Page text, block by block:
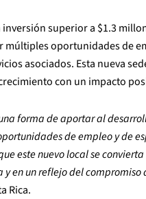
inversión superior a $1.3
múltiples oportunidades de
asociados. Esta nueva
con un impacto
forma de aportar al
de empleo y de
este nuevo local se
en un reflejo del compromiso
Rica.